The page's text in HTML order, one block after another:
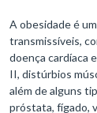
A obesidade é
transmissíveis,
doença cardíaca
II, distúrbios
além de alguns
próstata, fígado,